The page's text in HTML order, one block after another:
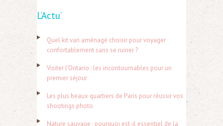
h
r
L’Actu’
Quel kit van aménagé choisir pour voyager
confortablement sans se ruiner ?
Visiter l’Ontario : les incontournables pour un
premier séjour
Les plus beaux quartiers de Paris pour réussir vos
shootings photo
Nature sauvage : pourquoi est-il essentiel de la